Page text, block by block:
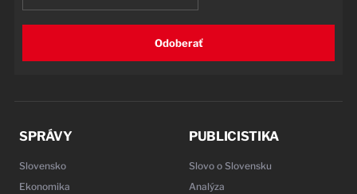
Odoberať
SPRÁVY
Slovensko
Ekonomika
PUBLICISTIKA
Slovo o Slovensku
Analýza